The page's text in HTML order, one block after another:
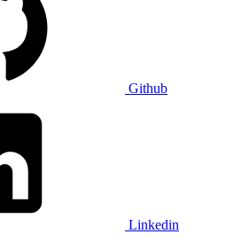
Github
Linkedin